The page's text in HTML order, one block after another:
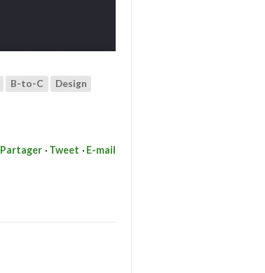
B-to-C Design
Partager Tweet E-mail